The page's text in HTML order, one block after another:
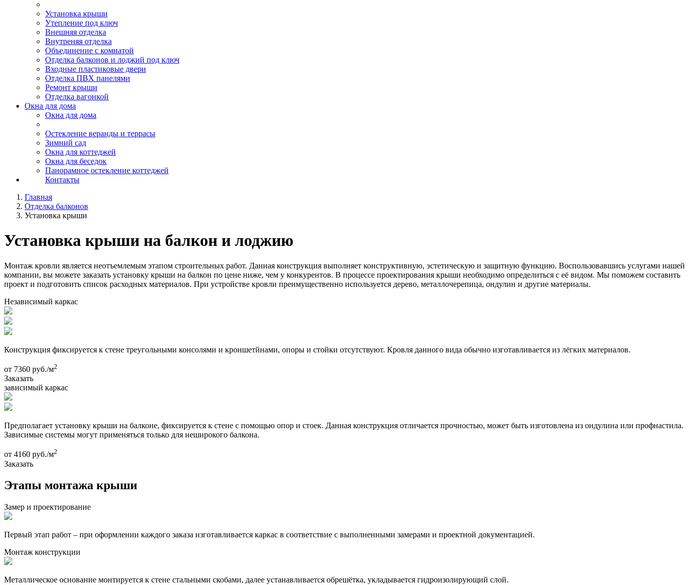
Установка крыши
Утепление под ключ
Внешняя отделка
Внутреняя отделка
Объединение с комнатой
Отделка балконов и лоджий под ключ
Входные пластиковые двери
Отделка ПВХ панелями
Ремонт крыши
Отделка вагонкой
Окна для дома
Окна для дома
Остекление веранды и террасы
Зимний сад
Окна для коттеджей
Окна для беседок
Панорамное остекление коттеджей
Контакты
Главная
Отделка балконов
Установка крыши
Установка крыши на балкон и лоджию
Монтаж кровли является неотъемлемым этапом строительных работ. Данная конструкция выполняет конструктивную, эстетическую и защитную функцию. Воспользовавшись услугами нашей
компании, вы можете заказать установку крыши на балкон по цене ниже, чем у конкурентов. В процессе проектирования крыши необходимо определиться с её видом. Мы поможем составить
проект и подготовить список расходных материалов. При устройстве кровли преимущественно используется дерево, металлочерепица, ондулин и другие материалы.
Независимый каркас
Конструкция фиксируется к стене треугольными консолями и кроншетйнами, опоры и стойки отсутствуют. Кровля данного вида обычно изготавливается из лёгких материалов.
от 7360 руб./м2
Заказать
зависимый каркас
Предполагает установку крыши на балконе, фиксируется к стене с помощью опор и стоек. Данная конструкция отличается прочностью, может быть изготовлена из ондулина или профнастила.
Зависимые системы могут применяться только для неширокого балкона.
от 4160 руб./м2
Заказать
Этапы монтажа крыши
Замер и проектирование
Первый этап работ – при оформлении каждого заказа изготавливается каркас в соответствие с выполненными замерами и проектной документацией.
Монтаж конструкции
Металлическое основание монтируется к стене стальными скобами, далее устанавливается обрешётка, укладывается гидроизолирующий слой.